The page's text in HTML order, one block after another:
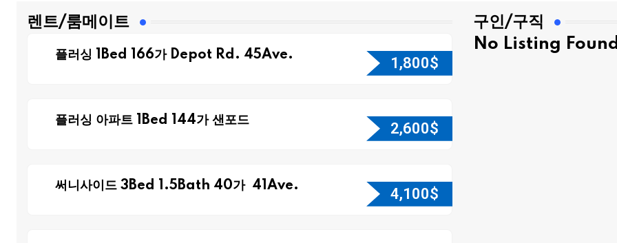
렌트/룸메이트
플러싱 1Bed 166가 Depot Rd. 45Ave. 1,800$
플러싱 아파트 1Bed 144가 샌포드 2,600$
써니사이드 3Bed 1.5Bath 40가 41Ave. 4,100$
구인/구직
No Listing